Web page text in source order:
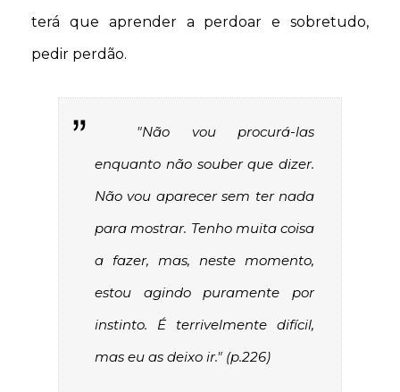
terá que aprender a perdoar e sobretudo,
pedir perdão.
"Não vou procurá-las
enquanto não souber que dizer.
Não vou aparecer sem ter nada
para mostrar. Tenho muita coisa
a fazer, mas, neste momento,
estou agindo puramente por
instinto. É terrivelmente difícil,
mas eu as deixo ir." (p.226)